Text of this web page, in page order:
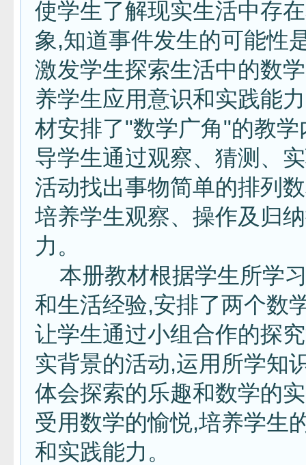
使学生了解现实生活中存
象,知道事件发生的可能性
激发学生探索生活中的数
养学生应用意识和实践能
材安排了"数学广角"的教
导学生通过观察、猜测、
活动找出事物简单的排列
培养学生观察、操作及归
力。
本册教材根据学生所学
和生活经验,安排了两个数
让学生通过小组合作的探
实背景的活动,运用所学知
体会探索的乐趣和数学的
受用数学的愉悦,培养学生
和实践能力。